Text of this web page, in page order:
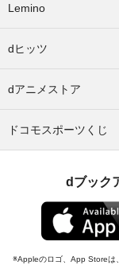
Lemino
dヒッツ
dアニメストア
ドコモスポーツくじ
dブック
Appleのロゴ、App Storeは